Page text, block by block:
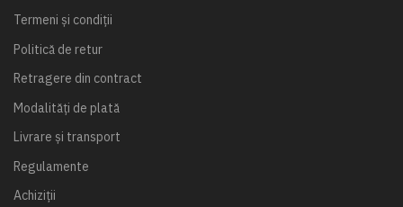
Termeni și condiții
Politică de retur
Retragere din contract
Modalități de plată
Livrare și transport
Regulamente
Achiziții